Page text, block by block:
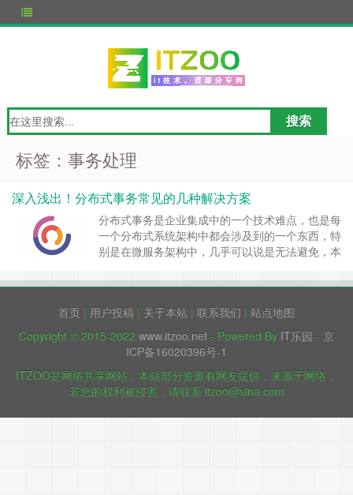
标签：事务处理
深入浅出！分布式事务常见的几种解决方案
分布式事务是企业集成中的一个技术难点，也是每
一个分布式系统架构中都会涉及到的一个东西，特
别是在微服务架构中，几乎可以说是无法避免，本
分布式事务之前，我们先从数据库事务说起。数据
使用到。但是即使如此，可能对于一些细节问题，
很多人仍然不清楚。 比如很多人都知……继续阅
首页 | 用户投稿 | 关于本站 | 联系我们 | 站点地图
Copyright © 2015-2022 www.itzoo.net - Powered By IT乐园 - 京
ICP备16020396号-1
ITZOO是网络共享网站，本站部分资源有网友提供，来源于网络，
若您的权利被侵害，请联系 itzoo@sina.com